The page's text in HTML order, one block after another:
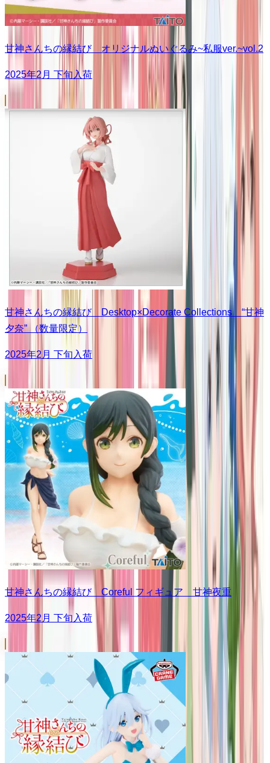
甘神さんちの縁結び オリジナルぬいぐるみ~私服ver.~vol.2
2025年2月 下旬入荷
甘神さんちの縁結び Desktop×Decorate Collections “甘神
夕奈” （数量限定）
2025年2月 下旬入荷
甘神さんちの縁結び Coreful フィギュア 甘神夜重
2025年2月 下旬入荷